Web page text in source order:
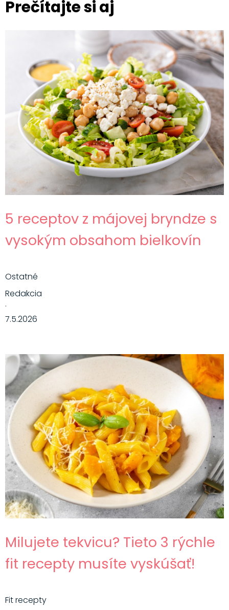
Prečítajte si aj
5 receptov z májovej bryndze s
vysokým obsahom bielkovín
Ostatné
Redakcia
·
7.5.2026
Milujete tekvicu? Tieto 3 rýchle
fit recepty musíte vyskúšať!
Fit recepty